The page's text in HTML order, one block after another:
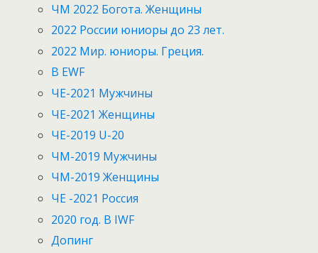
ЧМ 2022 Богота. Женщины
2022 России юниоры до 23 лет.
2022 Мир. юниоры. Греция.
В EWF
ЧЕ-2021 Мужчины
ЧЕ-2021 Женщины
ЧЕ-2019 U-20
ЧМ-2019 Мужчины
ЧМ-2019 Женщины
ЧЕ -2021 Россия
2020 год. В IWF
Допинг